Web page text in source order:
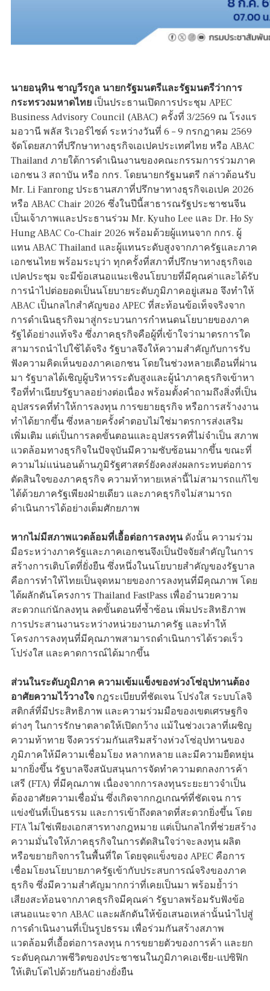
นายอนุทิน ชาญวีรกูล นายกรัฐมนตรีและรัฐมนตรีว่าการ
กระทรวงมหาดไทย เป็นประธานเปิดการประชุม APEC
Business Advisory Council (ABAC) ครั้งที่ 3/2569 ณ โรงแร
มอวานี พลัส ริเวอร์ไซด์ ระหว่างวันที่ 6 – 9 กรกฎาคม 2569
จัดโดยสภาที่ปรึกษาทางธุรกิจเอเปคประเทศไทย หรือ ABAC
Thailand ภายใต้การดำเนินงานของคณะกรรมการร่วมภาค
เอกชน 3 สถาบัน หรือ กกร. โดยนายกรัฐมนตรี กล่าวต้อนรับ
Mr. Li Fanrong ประธานสภาที่ปรึกษาทางธุรกิจเอเปค 2026
หรือ ABAC Chair 2026 ซึ่งในปีนี้สาธารณรัฐประชาชนจีน
เป็นเจ้าภาพและประธานร่วม Mr. Kyuho Lee และ Dr. Ho Sy
Hung ABAC Co-Chair 2026 พร้อมด้วยผู้แทนจาก กกร. ผู้
แทน ABAC Thailand และผู้แทนระดับสูงจากภาครัฐและภาค
เอกชนไทย พร้อมระบุว่า ทุกครั้งที่สภาที่ปรึกษาทางธุรกิจเอ
เปคประชุม จะมีข้อเสนอแนะเชิงนโยบายที่มีคุณค่าและได้รับ
การนำไปต่อยอดเป็นนโยบายระดับภูมิภาคอยู่เสมอ จึงทำให้
ABAC เป็นกลไกสำคัญของ APEC ที่สะท้อนข้อเท็จจริงจาก
การดำเนินธุรกิจมาสู่กระบวนการกำหนดนโยบายของภาค
รัฐได้อย่างแท้จริง ซึ่งภาคธุรกิจคือผู้ที่เข้าใจว่ามาตรการใด
สามารถนำไปใช้ได้จริง รัฐบาลจึงให้ความสำคัญกับการรับ
ฟังความคิดเห็นของภาคเอกชน โดยในช่วงหลายเดือนที่ผ่าน
มา รัฐบาลได้เชิญผู้บริหารระดับสูงและผู้นำภาคธุรกิจเข้าหา
รือที่ทำเนียบรัฐบาลอย่างต่อเนื่อง พร้อมตั้งคำถามถึงสิ่งที่เป็น
อุปสรรคที่ทำให้การลงทุน การขยายธุรกิจ หรือการสร้างงาน
ทำได้ยากขึ้น ซึ่งหลายครั้งคำตอบไม่ใช่มาตรการส่งเสริม
เพิ่มเติม แต่เป็นการลดขั้นตอนและอุปสรรคที่ไม่จำเป็น สภาพ
แวดล้อมทางธุรกิจในปัจจุบันมีความซับซ้อนมากขึ้น ขณะที่
ความไม่แน่นอนด้านภูมิรัฐศาสตร์ยังคงส่งผลกระทบต่อการ
ตัดสินใจของภาคธุรกิจ ความท้าทายเหล่านี้ไม่สามารถแก้ไข
ได้ด้วยภาครัฐเพียงฝ่ายเดียว และภาคธุรกิจไม่สามารถ
ดำเนินการได้อย่างเต็มศักยภาพ
หากไม่มีสภาพแวดล้อมที่เอื้อต่อการลงทุนดังนั้น ความร่วม
มือระหว่างภาครัฐและภาคเอกชนจึงเป็นปัจจัยสำคัญในการ
สร้างการเติบโตที่ยั่งยืน ซึ่งหนึ่งในนโยบายสำคัญของรัฐบาล
คือการทำให้ไทยเป็นจุดหมายของการลงทุนที่มีคุณภาพ โดย
ได้ผลักดันโครงการ Thailand FastPass เพื่ออำนวยความ
สะดวกแก่นักลงทุน ลดขั้นตอนที่ซ้ำซ้อน เพิ่มประสิทธิภาพ
การประสานงานระหว่างหน่วยงานภาครัฐ และทำให้
โครงการลงทุนที่มีคุณภาพสามารถดำเนินการได้รวดเร็ว
โปร่งใส และคาดการณ์ได้มากขึ้น
ส่วนในระดับภูมิภาค ความเข้มแข็งของห่วงโซ่อุปทานต้อง
อาศัยความไว้วางใจ กฎระเบียบที่ชัดเจน โปร่งใส ระบบโลจิ
สติกส์ที่มีประสิทธิภาพ และความร่วมมือของเขตเศรษฐกิจ
ต่างๆ ในการรักษาตลาดให้เปิดกว้าง แม้ในช่วงเวลาที่เผชิญ
ความท้าทาย จึงควรร่วมกันเสริมสร้างห่วงโซ่อุปทานของ
ภูมิภาคให้มีความเชื่อมโยง หลากหลาย และมีความยืดหยุ่น
มากยิ่งขึ้น รัฐบาลจึงสนับสนุนการจัดทำความตกลงการค้า
เสรี (FTA) ที่มีคุณภาพ เนื่องจากการลงทุนระยะยาวจำเป็น
ต้องอาศัยความเชื่อมั่น ซึ่งเกิดจากกฎเกณฑ์ที่ชัดเจน การ
แข่งขันที่เป็นธรรม และการเข้าถึงตลาดที่สะดวกยิ่งขึ้น โดย
FTA ไม่ใช่เพียงเอกสารทางกฎหมาย แต่เป็นกลไกที่ช่วยสร้าง
ความมั่นใจให้ภาคธุรกิจในการตัดสินใจว่าจะลงทุน ผลิต
หรือขยายกิจการในพื้นที่ใด โดยจุดแข็งของ APEC คือการ
เชื่อมโยงนโยบายภาครัฐเข้ากับประสบการณ์จริงของภาค
ธุรกิจ ซึ่งมีความสำคัญมากกว่าที่เคยเป็นมา พร้อมย้ำว่า
เสียงสะท้อนจากภาคธุรกิจมีคุณค่า รัฐบาลพร้อมรับฟังข้อ
เสนอแนะจาก ABAC และผลักดันให้ข้อเสนอเหล่านั้นนำไปสู่
การดำเนินงานที่เป็นรูปธรรม เพื่อร่วมกันสร้างสภาพ
แวดล้อมที่เอื้อต่อการลงทุน การขยายตัวของการค้า และยก
ระดับคุณภาพชีวิตของประชาชนในภูมิภาคเอเชีย-แปซิฟิก
ให้เติบโตไปด้วยกันอย่างยั่งยืน